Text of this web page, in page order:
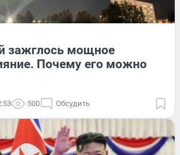
зажглось мощное
Почему его можно
500 Обсудить